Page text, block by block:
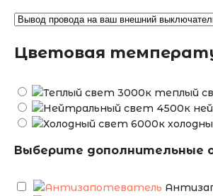
Цветовая
теплый
Выберите дополнительные